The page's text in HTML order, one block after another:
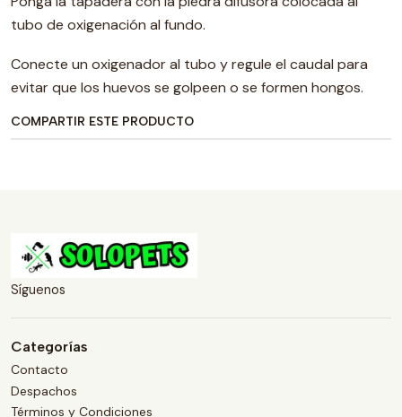
tubo de oxigenación al fundo.
Conecte un oxigenador al tubo y regule el caudal para
evitar que los huevos se golpeen o se formen hongos.
COMPARTIR ESTE PRODUCTO
Síguenos
Categorías
Contacto
Despachos
Términos y Condiciones